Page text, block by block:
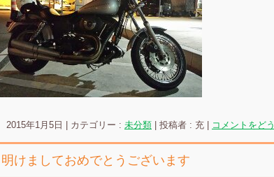
2015年1月5日 カテゴリー : 未分類 投稿者 : 充 コメントをど
明けましておめでとうございます